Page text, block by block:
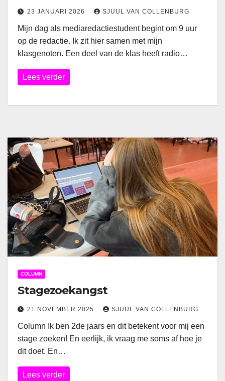
23 JANUARI 2026 SJUUL VAN COLLENBURG
Mijn dag als mediaredactiestudent begint om 9 uur
op de redactie. Ik zit hier samen met mijn
klasgenoten. Een deel van de klas heeft radio…
Lees verder
COLUMN
Stagezoekangst
21 NOVEMBER 2025 SJUUL VAN COLLENBURG
Column Ik ben 2de jaars en dit betekent voor mij een
stage zoeken! En eerlijk, ik vraag me soms af hoe je
dit doet. En…
Lees verder